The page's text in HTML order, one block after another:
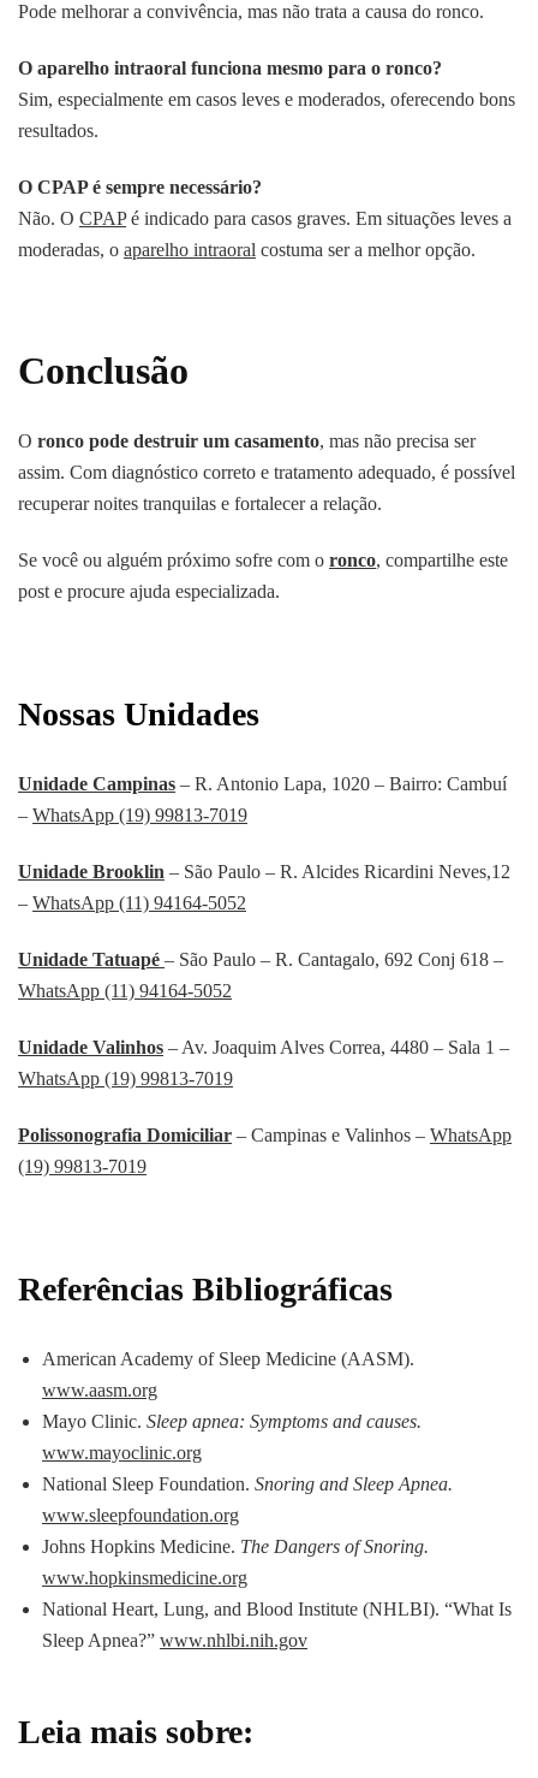
Pode melhorar a convivência, mas não trata a causa do ronco.
O aparelho intraoral funciona mesmo para o ronco?
Sim, especialmente em casos leves e moderados, oferecendo bons
resultados.
O CPAP é sempre necessário?
Não. O CPAPé indicado para casos graves. Em situações leves a
moderadas, o aparelho intraoral costuma ser a melhor opção.
Conclusão
O ronco pode destruir um casamento, mas não precisa ser
assim. Com diagnóstico correto e tratamento adequado, é possível
recuperar noites tranquilas e fortalecer a relação.
Se você ou alguém próximo sofre com o ronco, compartilhe este
post e procure ajuda especializada.
Nossas Unidades
Unidade Campinas – R. Antonio Lapa, 1020 – Bairro: Cambuí
– WhatsApp (19) 99813-7019
Unidade Brooklin – São Paulo – R. Alcides Ricardini Neves,12
– WhatsApp (11) 94164-5052
Unidade Tatuapé – São Paulo – R. Cantagalo, 692 Conj 618 –
WhatsApp (11) 94164-5052
Unidade Valinhos – Av. Joaquim Alves Correa, 4480 – Sala 1 –
WhatsApp (19) 99813-7019
Polissonografia Domiciliar – Campinas e Valinhos – WhatsApp
(19) 99813-7019
Referências Bibliográficas
American Academy of Sleep Medicine (AASM).
www.aasm.org
Mayo Clinic. Sleep apnea: Symptoms and causes.
www.mayoclinic.org
National Sleep Foundation. Snoring and Sleep Apnea.
www.sleepfoundation.org
Johns Hopkins Medicine. The Dangers of Snoring.
www.hopkinsmedicine.org
National Heart, Lung, and Blood Institute (NHLBI). “What Is
Sleep Apnea?” www.nhlbi.nih.gov
Leia mais sobre: